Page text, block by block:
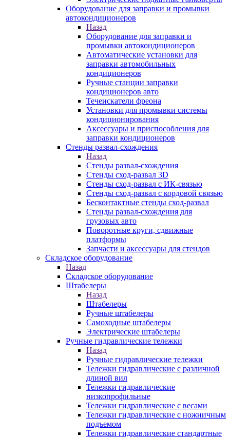
Оборудование для заправки и промывки
автокондиционеров
Назад
Оборудование для заправки и
промывки автокондиционеров
Автоматические установки для
заправки автомобильных
кондиционеров
Ручные станции заправки
кондиционеров авто
Течеискатели фреона
Установки для промывки системы
кондиционирования
Аксессуары и приспособления для
заправки кондиционеров
Стенды развал-схождения
Назад
Стенды развал-схождения
Стенды сход-развал 3D
Стенды сход-развал с ИК-связью
Стенды сход-развал с кордовой связью
Бесконтактные стенды сход-развал
Стенды развал-схождения для
грузовых авто
Поворотные круги, сдвижные
платформы
Запчасти и аксессуары для стендов
Складское оборудование
Назад
Складское оборудование
Штабелеры
Назад
Штабелеры
Ручные штабелеры
Самоходные штабелеры
Электрические штабелеры
Ручные гидравлические тележки
Назад
Ручные гидравлические тележки
Тележки гидравлические с различной
длиной вил
Тележки гидравлические
низкопрофильные
Тележки гидравлические с весами
Тележки гидравлические с ножничным
подъемом
Тележки гидравлические стандартные